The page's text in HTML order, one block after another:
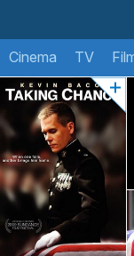
Cinema TV